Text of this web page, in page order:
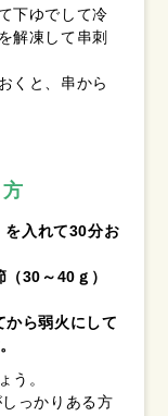
下ゆでして冷
解凍して串刺
くと、串から
を入れて30分お
30～40ｇ）
から弱火にして
う。
っかりある方